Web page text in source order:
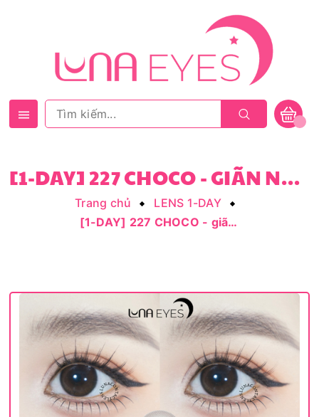
[1-DAY] 227 CHOCO - GIÃN NHỎ
Trang chủ
LENS 1-DAY
[1-DAY] 227 CHOCO - giãn nhỏ